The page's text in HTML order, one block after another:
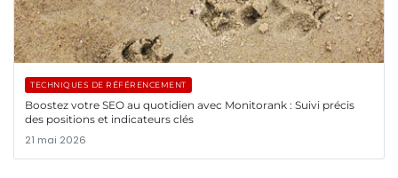
TECHNIQUES DE RÉFÉRENCEMENT
Boostez votre SEO au quotidien avec Monitorank : Suivi précis
des positions et indicateurs clés
21 mai 2026